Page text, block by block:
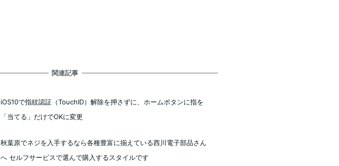
関連記事
iOS10で指紋認証（TouchID）解除を押さずに、ホームボタンに指を
「当てる」だけでOKに変更
秋葉原でネジを入手するなら各種豊富に揃えている西川電子部品さん
へ セルフサービスで選んで購入するスタイルです